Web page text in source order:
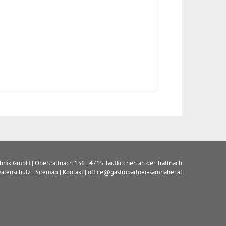
GmbH | Obertrattnach 136 | 4715 Taufkirchen an der Trattnach
| Sitemap | Kontakt | office@gastropartner-samhaber.at